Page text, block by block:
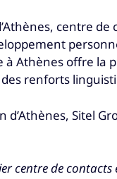
centre
Athènes offre la
renforts
Sitel
centre de